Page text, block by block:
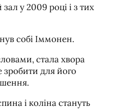
у 2009 році і з тих
собі Іммонен.
стала хвора
зробити для його
і коліна стануть